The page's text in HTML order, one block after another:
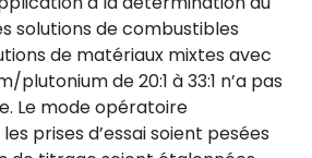
solutions de combustibles
de matériaux mixtes avec
de 20:1 à 33:1 n’a pas
Le mode opératoire
prises d’essai soient pesées